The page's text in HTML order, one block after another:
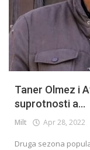
Taner Olmez i
suprotnosti a...
Milt Apr 28, 2022
Druga sezona